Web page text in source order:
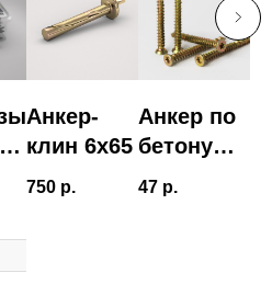
Анкер-
клин 6х65
750 р.
Анкер по
бетону
TichoAnke
r 7,5 х 75
47 р.